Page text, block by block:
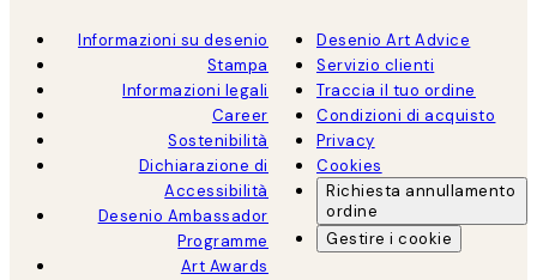
Informazioni su desenio
Stampa
Informazioni legali
Career
Sostenibilità
Dichiarazione di
Accessibilità
Desenio Ambassador
Programme
Art Awards
Desenio Art Advice
Servizio clienti
Traccia il tuo ordine
Condizioni di acquisto
Privacy
Cookies
Richiesta annullamento
ordine
Gestire i cookie